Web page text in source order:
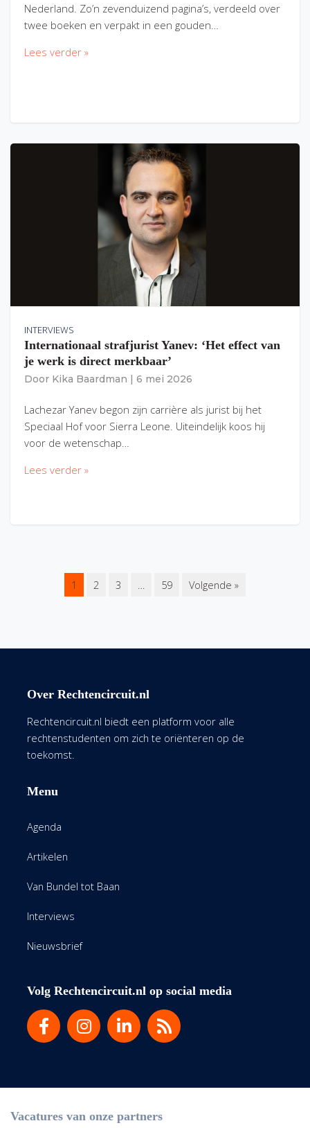
Nederland. Zo’n zevenduizend pagina’s, verdeeld over
twee boeken en verpakt in een gouden…
Lees verder »
INTERVIEWS
Internationaal strafjurist Yanev: ‘Het effect van
je werk is direct merkbaar’
Door Kika Baardman 6 mei 2026
Lachezar Yanev begon zijn carrière als jurist bij het
Speciaal Hof voor Sierra Leone. Uiteindelijk koos hij
voor de wetenschap…
Lees verder »
1 2 3 … 59 Volgende »
Over Rechtencircuit.nl
Rechtencircuit.nl biedt een platform voor alle
rechtenstudenten om zich te oriënteren op de
toekomst.
Menu
Agenda
Artikelen
Van Bundel tot Baan
Interviews
Nieuwsbrief
Volg Rechtencircuit.nl op social media
Vacatures van onze partners